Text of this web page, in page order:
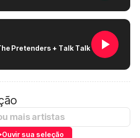
Pretenders + Talk Talk
Ouvir sua seleção